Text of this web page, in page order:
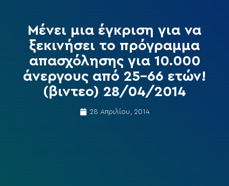
Μένει μια έγκριση για να
ξεκινήσει το πρόγραμμα
απασχόλησης για 10.000
άνεργους από 25-66 ετών!
(βιντεο) 28/04/2014
28 Απριλίου, 2014